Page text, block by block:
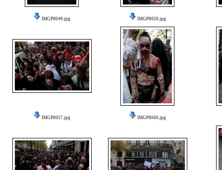
IMGP8049.jpg IMGP8050.jpg
IMGP8057.jpg IMGP8060.jpg